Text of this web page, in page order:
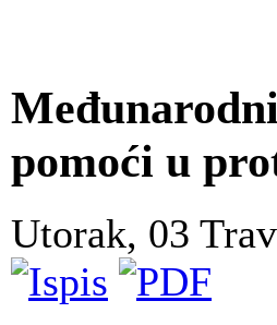
pomoći u
Utorak, 03